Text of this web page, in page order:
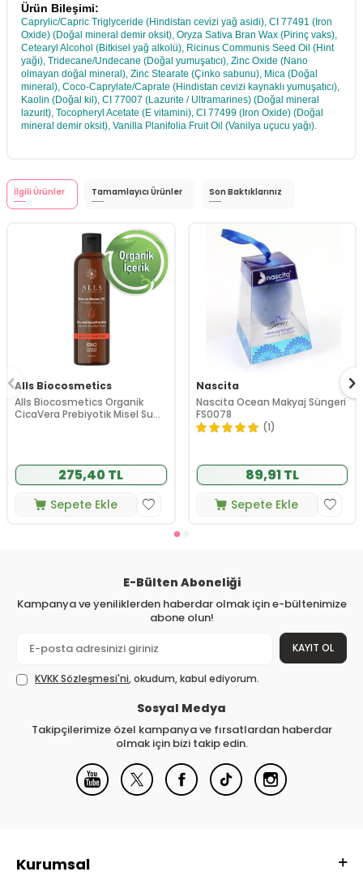
Ürün Bileşimi:
Caprylic/Capric Triglyceride (Hindistan cevizi yağ asidi), CI 77491 (Iron
Oxide) (Doğal mineral demir oksit), Oryza Sativa Bran Wax (Pirinç vaks),
Cetearyl Alcohol (Bitkisel yağ alkolü), Ricinus Communis Seed Oil (Hint
yağı), Tridecane/Undecane (Doğal yumuşatıcı), Zinc Oxide (Nano
olmayan doğal mineral), Zinc Stearate (Çinko sabunu), Mica (Doğal
mineral), Coco-Caprylate/Caprate (Hindistan cevizi kaynaklı yumuşatıcı),
Kaolin (Doğal kil), CI 77007 (Lazurite / Ultramarines) (Doğal mineral
lazurit), Tocopheryl Acetate (E vitamini), CI 77499 (Iron Oxide) (Doğal
mineral demir oksit), Vanilla Planifolia Fruit Oil (Vanilya uçucu yağı).
İlgili Ürünler Tamamlayıcı Ürünler Son Baktıklarınız
Alls Biocosmetics
Alls Biocosmetics Organik
CicaVera Prebiyotik Misel Su
275,40 TL
Sepete Ekle
Nascita
Nascita Ocean Makyaj Süngeri
FS0078
(1)
89,91 TL
Sepete Ekle
E-Bülten Aboneliği
Kampanya ve yeniliklerden haberdar olmak için e-bültenimize
abone olun!
KAYIT OL
KVKK Sözleşmesi'ni, okudum, kabul ediyorum.
Sosyal Medya
Takipçilerimize özel kampanya ve fırsatlardan haberdar
olmak için bizi takip edin.
Kurumsal